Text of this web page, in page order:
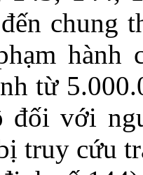
chung
hành
từ
đối với
truy cứu